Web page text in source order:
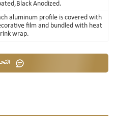
Anodized.
aluminum profile is covered with
film and bundled with heat
wrap.